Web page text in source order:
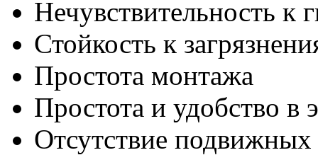
Нечувствительность к
Стойкость к
Простота монтажа
Простота и удобство в
Отсутствие